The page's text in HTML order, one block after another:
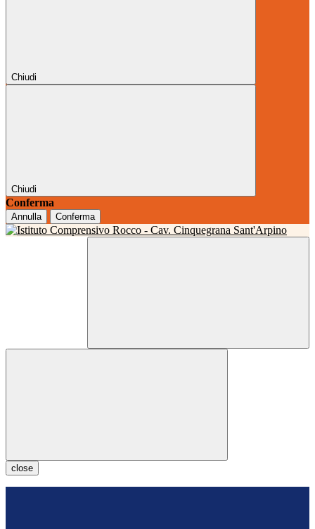
Chiudi
Chiudi
Conferma
Annulla Conferma
close